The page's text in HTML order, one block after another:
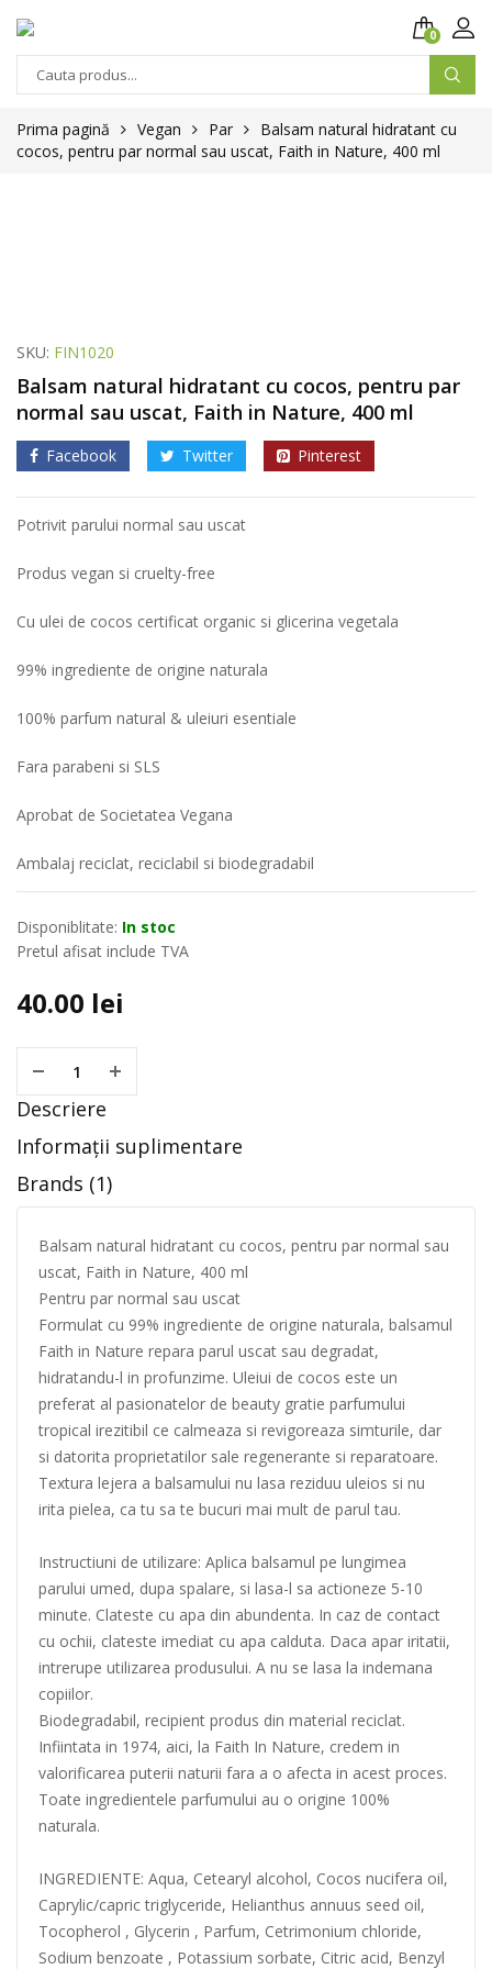
0
Prima pagină Vegan Par
Balsam natural hidratant cu
cocos, pentru par normal sau uscat, Faith in Nature, 400 ml
SKU: FIN1020
Balsam natural hidratant cu cocos, pentru par
normal sau uscat, Faith in Nature, 400 ml
Facebook Twitter Pinterest
Potrivit parului normal sau uscat
Produs vegan si cruelty-free
Cu ulei de cocos certificat organic si glicerina vegetala
99% ingrediente de origine naturala
100% parfum natural & uleiuri esentiale
Fara parabeni si SLS
Aprobat de Societatea Vegana
Ambalaj reciclat, reciclabil si biodegradabil
Disponiblitate: In stoc
Pretul afisat include TVA
40.00 lei
Descriere
Informații suplimentare
Brands (1)
Balsam natural hidratant cu cocos, pentru par normal sau
uscat, Faith in Nature, 400 ml
Pentru par normal sau uscat
Formulat cu 99% ingrediente de origine naturala, balsamul
Faith in Nature repara parul uscat sau degradat,
hidratandu-l in profunzime. Uleiui de cocos este un
preferat al pasionatelor de beauty gratie parfumului
tropical irezitibil ce calmeaza si revigoreaza simturile, dar
si datorita proprietatilor sale regenerante si reparatoare.
Textura lejera a balsamului nu lasa reziduu uleios si nu
irita pielea, ca tu sa te bucuri mai mult de parul tau.
Instructiuni de utilizare: Aplica balsamul pe lungimea
parului umed, dupa spalare, si lasa-l sa actioneze 5-10
minute. Clateste cu apa din abundenta. In caz de contact
cu ochii, clateste imediat cu apa calduta. Daca apar iritatii,
intrerupe utilizarea produsului. A nu se lasa la indemana
copiilor.
Biodegradabil, recipient produs din material reciclat.
Infiintata in 1974, aici, la Faith In Nature, credem in
valorificarea puterii naturii fara a o afecta in acest proces.
Toate ingredientele parfumului au o origine 100%
naturala.
INGREDIENTE: Aqua, Cetearyl alcohol, Cocos nucifera oil,
Caprylic/capric triglyceride, Helianthus annuus seed oil,
Tocopherol , Glycerin , Parfum, Cetrimonium chloride,
Sodium benzoate , Potassium sorbate, Citric acid, Benzyl